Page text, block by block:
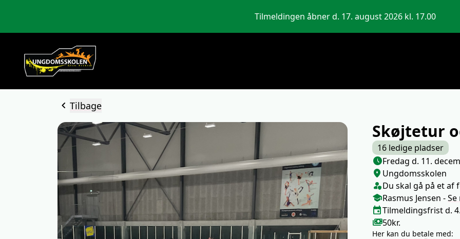
Tilmeldingen åbner d. 17. august 2026 kl. 17.00
chevron_left Tilbage
Skøjtetur
16 ledige pladser
Næste lektion
scheduleFredag d. 11.
Sted/Adresse
location_on Ungdomsskolen
Klasse/
person_shieldDu skal gå på et af
Medarbejdere
schoolRasmus Jensen -Se
Tilmeldingsfrist
eventTilmeldingsfrist d.
Pris
payments50kr.
Her kan du betale med: